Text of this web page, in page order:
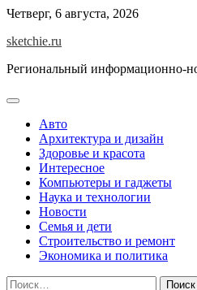
Skip
content
Четверг, 6 августа, 2026
sketchie.ru
Региональный информационно-
Авто
Архитектура и дизайн
Здоровье и красота
Интересное
Компьютеры и гаджеты
Наука и технологии
Новости
Семья и дети
Строительство и ремонт
Экономика и политика
Найти: